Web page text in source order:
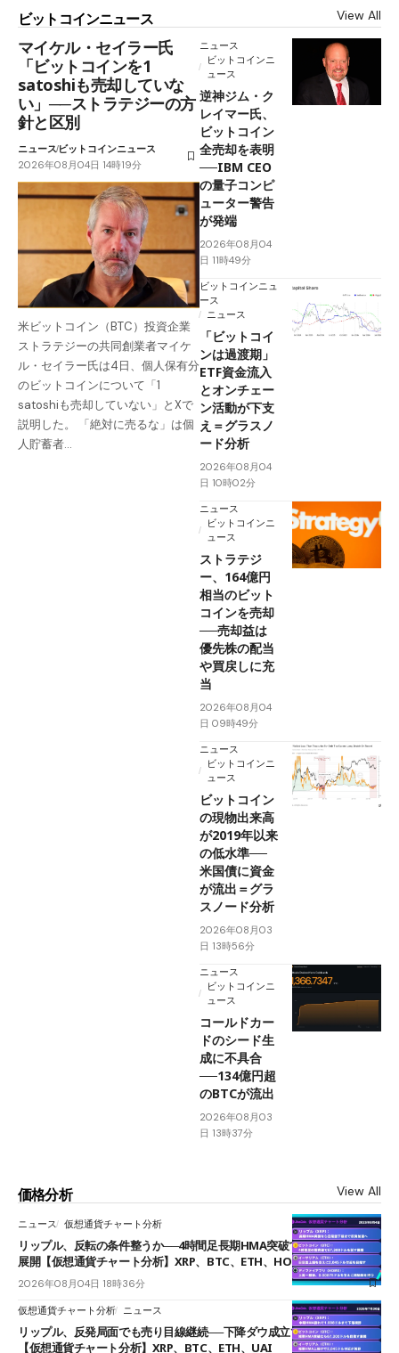
ビットコインニュース View All
マイケル・セイラー氏
「ビットコインを1
satoshiも売却していな
い」──ストラテジーの方
針と区別
ニュースビットコインニュース
2026年08月04日 14時19分
米ビットコイン（BTC）投資企業
ストラテジーの共同創業者マイケ
ル・セイラー氏は4日、個人保有分
のビットコインについて「1
satoshiも売却していない」とXで
説明した。 「絶対に売るな」は個
人貯蓄者…
ニュース
ビットコインニ
ュース
逆神ジム・ク
レイマー氏、
ビットコイン
全売却を表明
──IBM CEO
の量子コンピ
ューター警告
が発端
2026年08月04
日 11時49分
ビットコインニュ
ース
ニュース
「ビットコイ
ンは過渡期」
ETF資金流入
とオンチェー
ン活動が下支
え＝グラスノ
ード分析
2026年08月04
日 10時02分
ニュース
ビットコインニ
ュース
ストラテジ
ー、164億円
相当のビット
コインを売却
──売却益は
優先株の配当
や買戻しに充
当
2026年08月04
日 09時49分
ニュース
ビットコインニ
ュース
ビットコイン
の現物出来高
が2019年以来
の低水準──
米国債に資金
が流出＝グラ
スノード分析
2026年08月03
日 13時56分
ニュース
ビットコインニ
ュース
コールドカー
ドのシード生
成に不具合
──134億円超
のBTCが流出
2026年08月03
日 13時37分
価格分析 View All
ニュース 仮想通貨チャート分析
リップル、反転の条件整うか──4時間足長期HMA突破で雲下端を目指す
展開【仮想通貨チャート分析】XRP、BTC、ETH、HOME
2026年08月04日 18時36分
仮想通貨チャート分析 ニュース
リップル、反発局面でも売り目線継続──下降ダウ成立で下値追う展開
【仮想通貨チャート分析】XRP、BTC、ETH、UAI